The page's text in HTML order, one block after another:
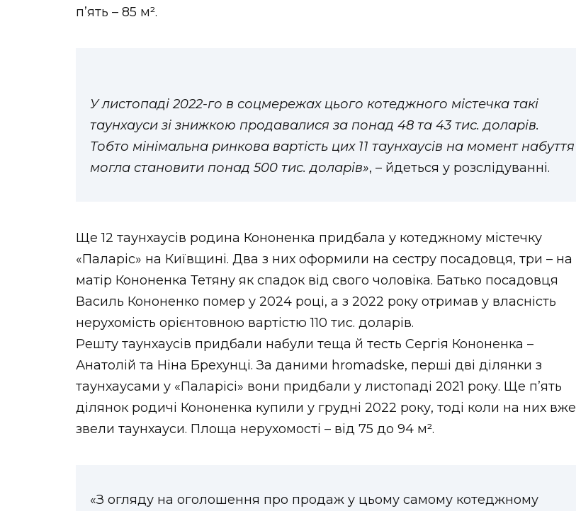
пʼять – 85 м².
У листопаді 2022-го в соцмережах цього котеджного містечка такі
таунхауси зі знижкою продавалися за понад 48 та 43 тис. доларів.
Тобто мінімальна ринкова вартість цих 11 таунхаусів на момент набуття
могла становити понад 500 тис. доларів», – йдеться у розслідуванні.
Ще 12 таунхаусів родина Кононенка придбала у котеджному містечку
«Паларіс» на Київщині. Два з них оформили на сестру посадовця, три – на
матір Кононенка Тетяну як спадок від свого чоловіка. Батько посадовця
Василь Кононенко помер у 2024 році, а з 2022 року отримав у власність
нерухомість орієнтовною вартістю 110 тис. доларів.
Решту таунхаусів придбали набули теща й тесть Сергія Кононенка –
Анатолій та Ніна Брехунці. За даними hromadske, перші дві ділянки з
таунхаусами у «Паларісі» вони придбали у листопаді 2021 року. Ще пʼять
ділянок родичі Кононенка купили у грудні 2022 року, тоді коли на них вже
звели таунхауси. Площа нерухомості – від 75 до 94 м².
«З огляду на оголошення про продаж у цьому самому котеджному